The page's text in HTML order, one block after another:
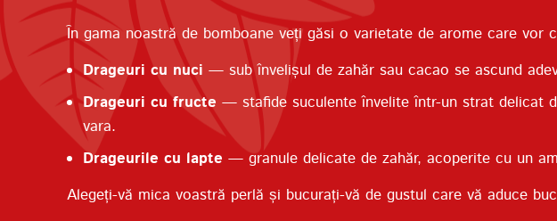
În gama noastră de bomboane veți găsi o varietate de arome care vor
Drageuri cu nuci — sub învelișul de zahăr sau cacao se ascund
Drageuri cu fructe — stafide suculente învelite într-un strat delicat
vara.
Drageurile cu lapte — granule delicate de zahăr, acoperite cu un
Alegeți-vă mica voastră perlă și bucurați-vă de gustul care vă aduce